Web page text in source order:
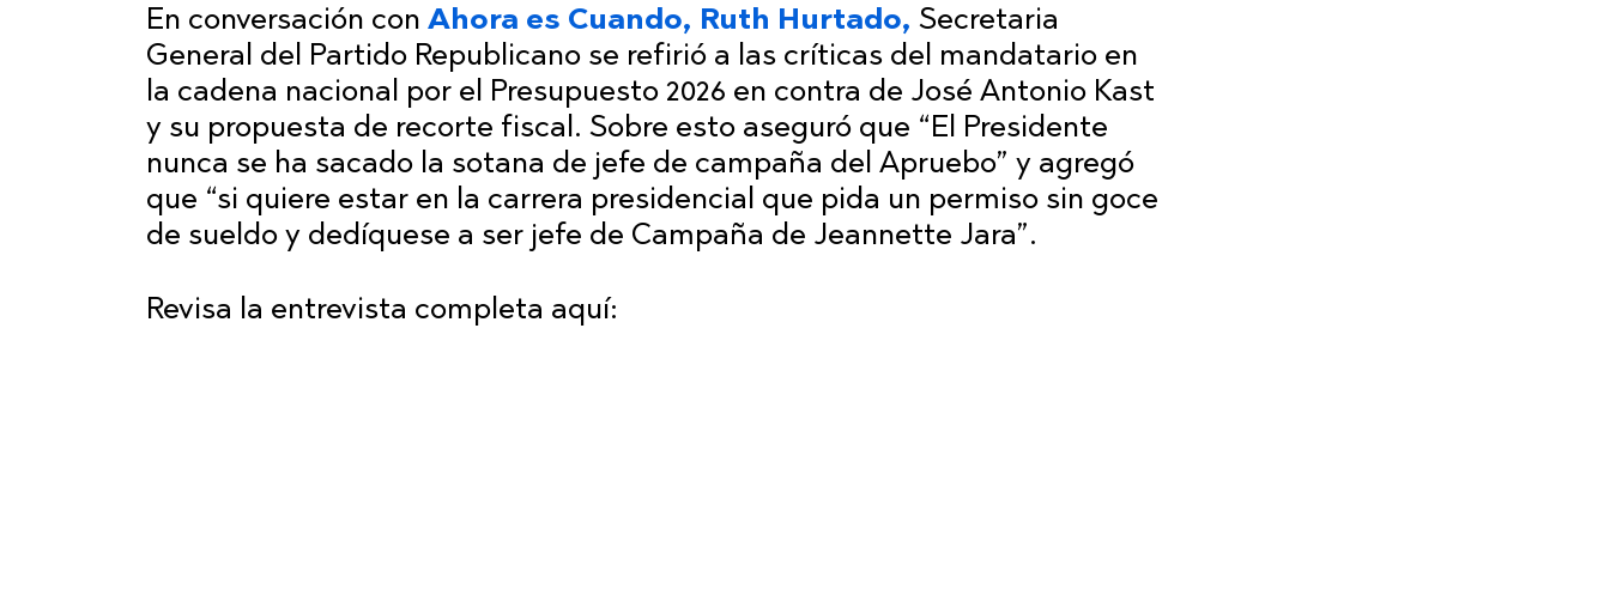
En conversación con Ahora es Cuando, Ruth Hurtado, Secretaria
General del Partido Republicano se refirió a las críticas del mandatario en
la cadena nacional por el Presupuesto 2026 en contra de José Antonio Kast
y su propuesta de recorte fiscal. Sobre esto aseguró que “El Presidente
nunca se ha sacado la sotana de jefe de campaña del Apruebo” y agregó
que “si quiere estar en la carrera presidencial que pida un permiso sin goce
de sueldo y dedíquese a ser jefe de Campaña de Jeannette Jara”.
Revisa la entrevista completa aquí: